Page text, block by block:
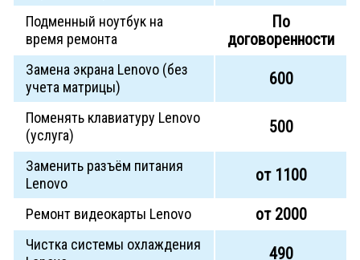
Подменный ноутбук на
время ремонта
По
договоренности
Замена экрана Lenovo (без
учета матрицы)
600
Поменять клавиатуру Lenovo
(услуга)
500
Заменить разъём питания
Lenovo
от 1100
Ремонт видеокарты Lenovo от 2000
Чистка системы охлаждения
490